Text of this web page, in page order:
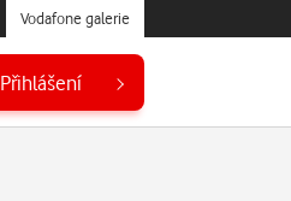
Vodafone galerie
Přihlášení